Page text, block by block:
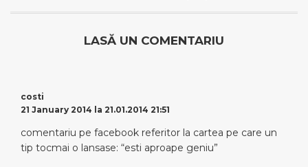
LASĂ UN COMENTARIU
costi
21 January 2014 la 21.01.2014 21:51
comentariu pe facebook referitor la cartea pe care un
tip tocmai o lansase: “esti aproape geniu”